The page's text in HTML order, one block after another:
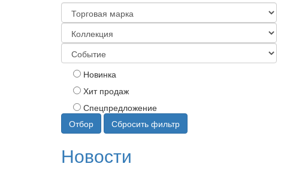
Новинка
Хит продаж
Спецпредложение
Отбор
Сбросить фильтр
Новости